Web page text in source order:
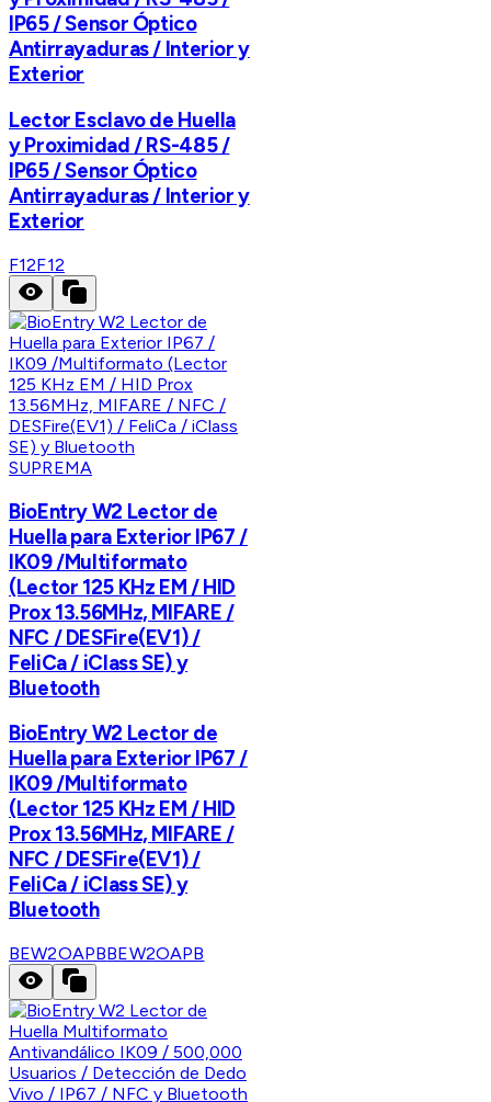
IP65 / Sensor Óptico
Antirrayaduras / Interior y
Exterior
Lector Esclavo de Huella
y Proximidad / RS-485 /
IP65 / Sensor Óptico
Antirrayaduras / Interior y
Exterior
F12F12
SUPREMA
BioEntry W2 Lector de
Huella para Exterior IP67 /
IK09 /Multiformato
(Lector 125 KHz EM / HID
Prox 13.56MHz, MIFARE /
NFC / DESFire(EV1) /
FeliCa / iClass SE) y
Bluetooth
BioEntry W2 Lector de
Huella para Exterior IP67 /
IK09 /Multiformato
(Lector 125 KHz EM / HID
Prox 13.56MHz, MIFARE /
NFC / DESFire(EV1) /
FeliCa / iClass SE) y
Bluetooth
BEW2OAPBBEW2OAPB